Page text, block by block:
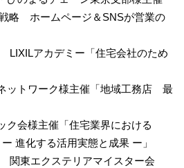
戦略 ホームページ＆SNSが営業の
アカデミー「住宅会社のため
ットワーク様主催「地域工務店 最
会様主催「住宅業界における
進化する活用実態と成果 ー」
東エクステリアマイスター会